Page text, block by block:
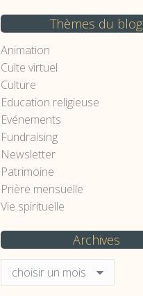
Thèmes du blog
Animation
Culte virtuel
Culture
Education religieuse
Evénements
Fundraising
Newsletter
Patrimoine
Prière mensuelle
Vie spirituelle
Archives
Archives